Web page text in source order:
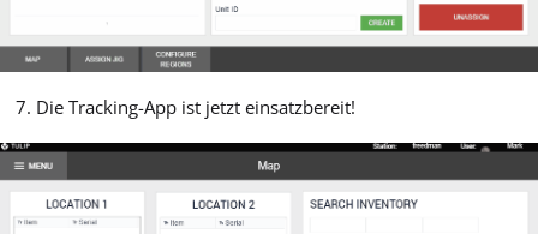
Die Tracking-App ist jetzt einsatzbereit!